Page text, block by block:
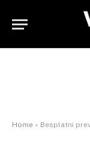
Home » Besplatni